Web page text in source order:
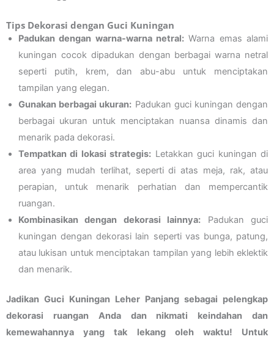
Tips Dekorasi dengan Guci Kuningan
Padukan dengan warna-warna netral: Warna emas alami
kuningan cocok dipadukan dengan berbagai warna netral
seperti putih, krem, dan abu-abu untuk menciptakan
tampilan yang elegan.
Gunakan berbagai ukuran: Padukan guci kuningan dengan
berbagai ukuran untuk menciptakan nuansa dinamis dan
menarik pada dekorasi.
Tempatkan di lokasi strategis: Letakkan guci kuningan di
area yang mudah terlihat, seperti di atas meja, rak, atau
perapian, untuk menarik perhatian dan mempercantik
ruangan.
Kombinasikan dengan dekorasi lainnya: Padukan guci
kuningan dengan dekorasi lain seperti vas bunga, patung,
atau lukisan untuk menciptakan tampilan yang lebih eklektik
dan menarik.
Jadikan Guci Kuningan Leher Panjang sebagai pelengkap
dekorasi ruangan Anda dan nikmati keindahan dan
kemewahannya yang tak lekang oleh waktu! Untuk